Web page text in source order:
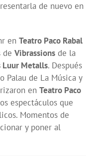
de nuevo en
en Teatro Paco Rabal
de Vibrassions de la
Luur Metalls. Después
Palau de La Música y
en Teatro Paco
espectáculos que
Momentos de
y poner al